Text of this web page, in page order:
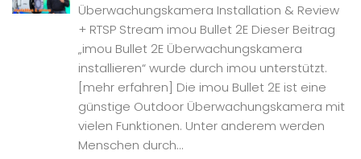
Überwachungskamera Installation & Review
+ RTSP Stream imou Bullet 2E Dieser Beitrag
„imou Bullet 2E Überwachungskamera
installieren“ wurde durch imou unterstützt.
[mehr erfahren] Die imou Bullet 2E ist eine
günstige Outdoor Überwachungskamera mit
vielen Funktionen. Unter anderem werden
Menschen durch...